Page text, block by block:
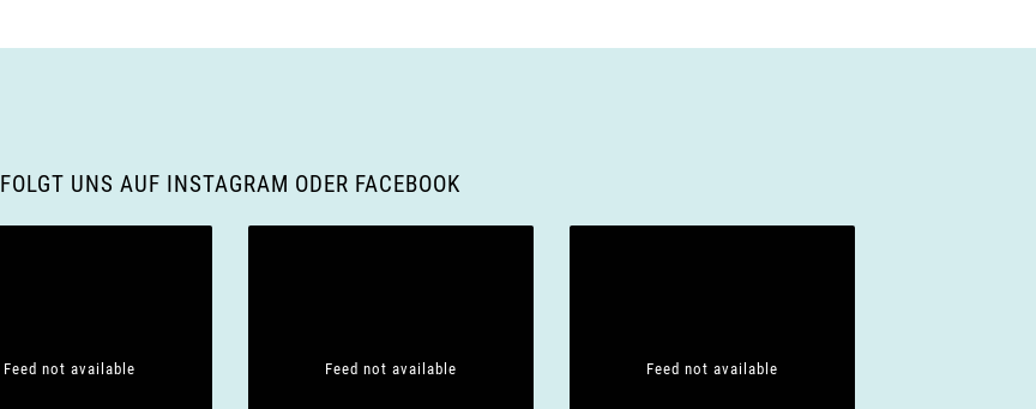
FOLGT UNS AUF INSTAGRAM ODER FACEBOOK
Feed not available Feed not available Feed not available